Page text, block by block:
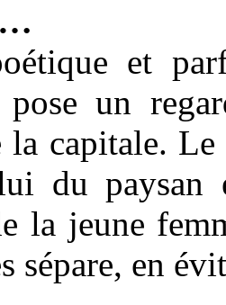
et
pose un
la capitale.
du
la jeune
sépare, en